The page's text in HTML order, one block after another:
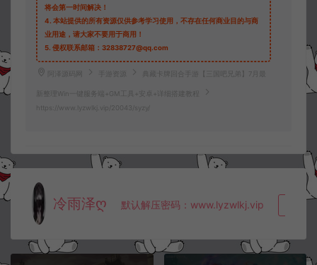
将会第一时间解决！
4. 本站提供的所有资源仅供参考学习使用，不存在任何商业目的与商
业用途，请大家不要用于商用！
5. 侵权联系邮箱：32838727@qq.com
阿泽源码网 手游资源 典藏卡牌回合手游【三国吧兄弟】7月最
新整理Win一键服务端+GM工具+安卓+详细搭建教程
https://www.lyzwlkj.vip/20043/syzy/
冷雨泽ღ 默认解压密码：www.lyzwlkj.vip